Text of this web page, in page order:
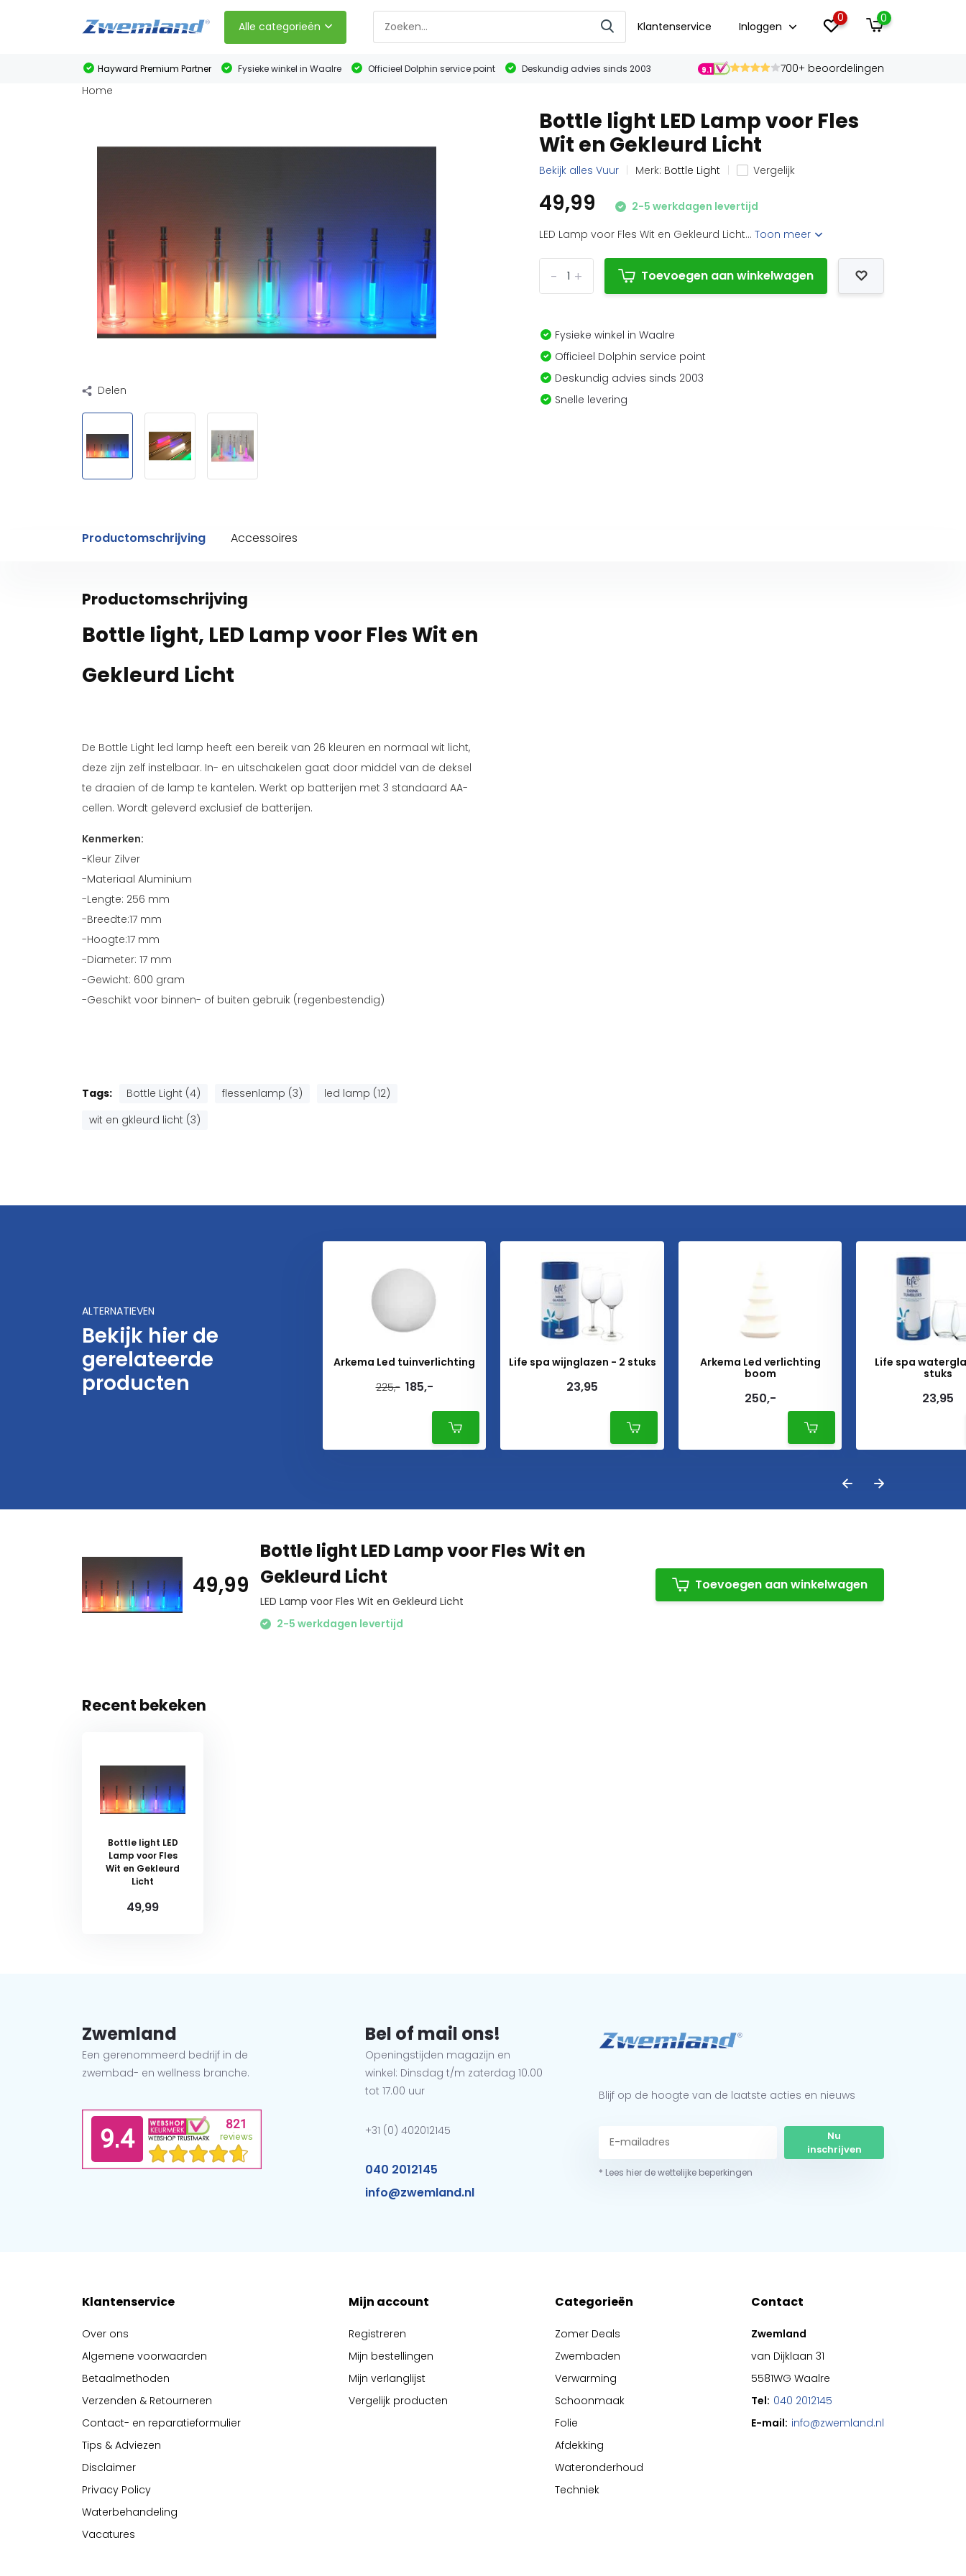
Alle categorieën Klantenservice Inloggen
0 0
Hayward Premium Partner Fysieke winkel in Waalre Officieel Dolphin service point Deskundig advies sinds 2003 9.1
700+ beoordelingen
Home
Delen
Bottle light LED Lamp voor Fles
Wit en Gekleurd Licht
Bekijk alles Vuur Merk: Bottle Light Vergelijk
49,99
2-5 werkdagen levertijd
LED Lamp voor Fles Wit en Gekleurd Licht...Toon meer
+
- Toevoegen aan winkelwagen
Fysieke winkel in Waalre
Officieel Dolphin service point
Deskundig advies sinds 2003
Snelle levering
Productomschrijving Accessoires
Productomschrijving
Bottle light, LED Lamp voor Fles Wit en
Gekleurd Licht
De Bottle Light led lamp heeft een bereik van 26 kleuren en normaal wit licht,
deze zijn zelf instelbaar. In- en uitschakelen gaat door middel van de deksel
te draaien of de lamp te kantelen. Werkt op batterijen met 3 standaard AA-
cellen. Wordt geleverd exclusief de batterijen.
Kenmerken:
-Kleur Zilver
-Materiaal Aluminium
-Lengte: 256 mm
-Breedte:17 mm
-Hoogte:17 mm
-Diameter: 17 mm
-Gewicht: 600 gram
-Geschikt voor binnen- of buiten gebruik (regenbestendig)
Tags: Bottle Light (4) flessenlamp (3)
led lamp (12)
wit en gkleurd licht (3)
ALTERNATIEVEN
Bekijk hier de
gerelateerde
producten
Arkema Led tuinverlichting
225,- 185,-
Life spa wijnglazen - 2 stuks
23,95
Arkema Led verlichting
boom
250,-
Life spa
stuks
23,95
49,99
Bottle light LED Lamp voor Fles Wit en
Gekleurd Licht
LED Lamp voor Fles Wit en Gekleurd Licht
2-5 werkdagen levertijd
Toevoegen aan winkelwagen
Recent bekeken
Bottle light LED
Lamp voor Fles
Wit en Gekleurd
Licht
49,99
Zwemland
Een gerenommeerd bedrijf in de
zwembad- en wellness branche.
Bel of mail ons!
Openingstijden magazijn en
winkel: Dinsdag t/m zaterdag 10.00
tot 17.00 uur
+31 (0) 402012145
040 2012145
info@zwemland.nl
Blijf op de hoogte van de laatste acties en nieuws
Nu
inschrijven
* Lees hier de wettelijke beperkingen
Klantenservice
Over ons
Algemene voorwaarden
Betaalmethoden
Verzenden & Retourneren
Contact- en reparatieformulier
Tips & Adviezen
Disclaimer
Privacy Policy
Waterbehandeling
Vacatures
Mijn account
Registreren
Mijn bestellingen
Mijn verlanglijst
Vergelijk producten
Categorieën
Zomer Deals
Zwembaden
Verwarming
Schoonmaak
Folie
Afdekking
Wateronderhoud
Techniek
Contact
Zwemland
van Dijklaan 31
5581WG Waalre
Tel: 040 2012145
E-mail: info@zwemland.nl